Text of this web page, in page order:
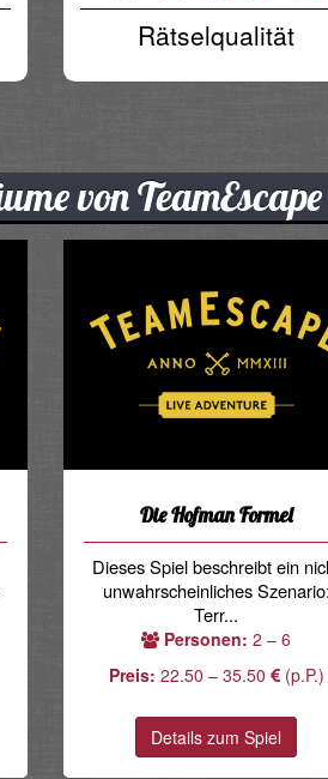
Rätselqualität
von
Die Hofman Formel
Dieses Spiel beschreibt ein
unwahrscheinliches Szenario:
Terr...
Personen: 2 – 6
Preis: 22.50 – 35.50 (p.P.)
Details zum Spiel